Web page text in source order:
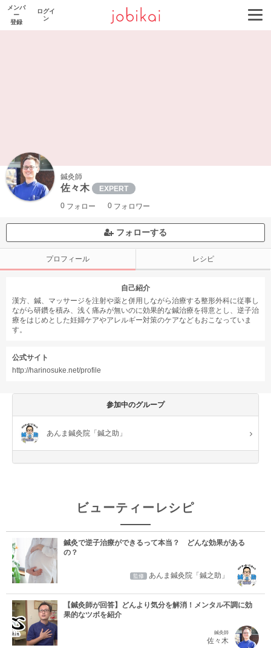
メンバ
ー
登録
ログイ
ン
鍼灸師
佐々木 EXPERT
0 フォロー 0 フォロワー
フォローする
プロフィール レシピ
自己紹介
漢方、鍼、マッサージを注射や薬と併用しながら治療する整形外科に従事し
ながら研鑽を積み、浅く痛みが無いのに効果的な鍼治療を得意とし、逆子治
療をはじめとした妊婦ケアやアレルギー対策のケアなどもおこなっていま
す。
公式サイト
http://harinosuke.net/profile
参加中のグループ
あんま鍼灸院「鍼之助」
ビューティーレシピ
鍼灸で逆子治療ができるって本当？ どんな効果がある
の？
監修 あんま鍼灸院「鍼之助」
【鍼灸師が回答】どんより気分を解消！メンタル不調に効
果的なツボを紹介
鍼灸師
佐々木